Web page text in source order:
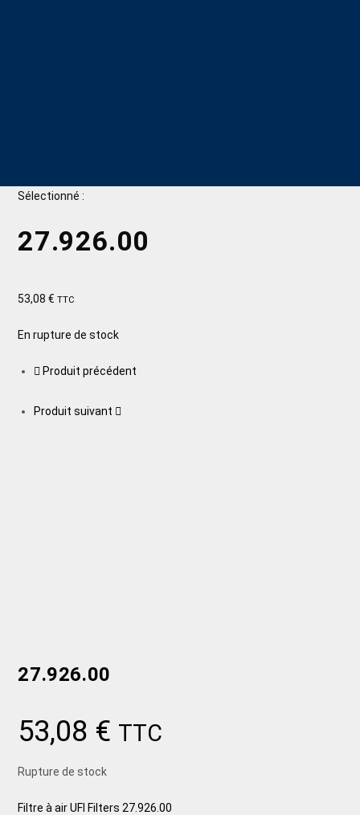
Sélectionné :
27.926.00
53,08€ TTC
En rupture de stock
Produit précédent
Produit suivant
27.926.00
53,08 € TTC
Rupture de stock
Filtre à air UFI Filters 27.926.00